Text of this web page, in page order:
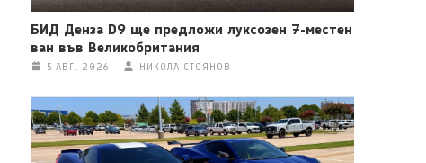
БИД Денза D9 ще предложи луксозен 7-местен
ван във Великобритания
5 АВГ. 2026 НИКОЛА СТОЯНОВ